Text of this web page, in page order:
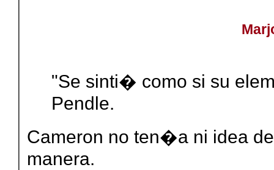
"Se sinti� como si su
Pendle.
Cameron no ten�a ni idea
manera.